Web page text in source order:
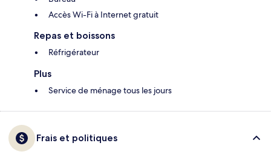
Accès Wi-Fi à Internet gratuit
Repas et boissons
Réfrigérateur
Plus
Service de ménage tous les jours
Frais et politiques